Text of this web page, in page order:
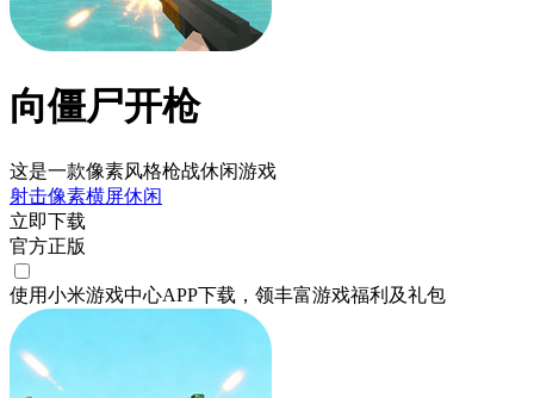
向僵尸开枪
这是一款像素风格枪战休闲游戏
射击像素横屏休闲
立即下载
官方正版
使用小米游戏中心APP下载 ，领丰富游戏福利 及礼包